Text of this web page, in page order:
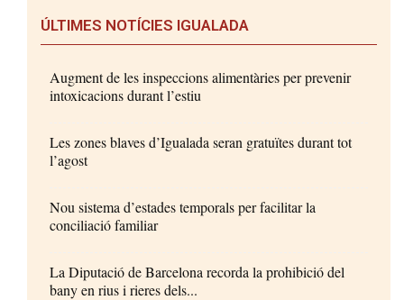
ÚLTIMES NOTÍCIES IGUALADA
Augment de les inspeccions alimentàries per prevenir
intoxicacions durant l’estiu
Les zones blaves d’Igualada seran gratuïtes durant tot
l’agost
Nou sistema d’estades temporals per facilitar la
conciliació familiar
La Diputació de Barcelona recorda la prohibició del
bany en rius i rieres dels...